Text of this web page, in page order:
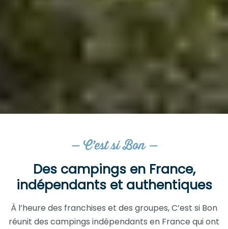
— C’est si Bon —
Des campings en France,
indépendants et authentiques
À l’heure des franchises et des groupes, C’est si Bon
réunit des campings indépendants en France qui ont